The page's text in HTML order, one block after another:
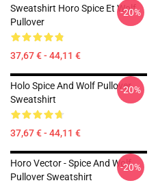
Sweatshirt Horo Spice Et Wolf
Pullover
37,67 € - 44,11 €
-20%
Holo Spice And Wolf Pullover
Sweatshirt
37,67 € - 44,11 €
-20%
Horo Vector - Spice And Wolf
Pullover Sweatshirt
-20%